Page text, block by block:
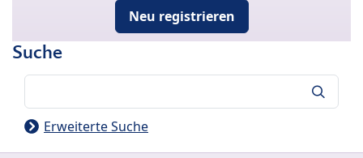
Neu registrieren
Suche
Erweiterte Suche